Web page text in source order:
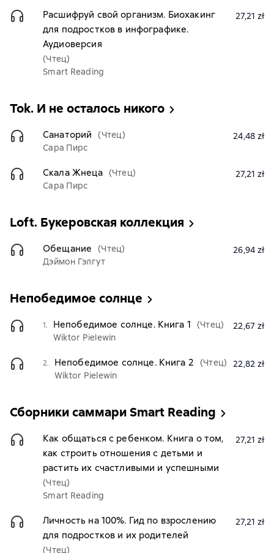
Расшифруй свой организм. Биохакинг
для подростков в инфографике.
Аудиоверсия
(Чтец)
Smart Reading
27,21 zł
Tok. И не осталось никого
Санаторий
(Чтец)
Сара Пирс
24,48 zł
Скала Жнеца (Чтец)
Сара Пирс
27,21 zł
Loft. Букеровская коллекция
Обещание
(Чтец)
Дэймон Гэлгут
26,94 zł
Непобедимое солнце
1. Непобедимое солнце. Книга 1
(Чтец)
Wiktor Pielewin
22,67 zł
2. Непобедимое солнце. Книга 2
(Чтец)
Wiktor Pielewin
22,82 zł
Сборники саммари Smart Reading
Как общаться с ребенком. Книга о том,
как строить отношения с детьми и
растить их счастливыми и успешными
(Чтец)
Smart Reading
27,21 zł
Личность на 100%. Гид по взрослению
для подростков и их родителей
(Чтец)
27,21 zł